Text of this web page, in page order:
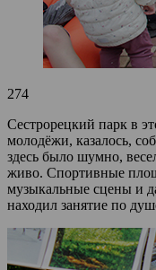
274
Сестрорецкий парк в
молодёжи, казалось,
здесь было шумно,
живо. Спортивные
музыкальные сцены и
находил занятие по